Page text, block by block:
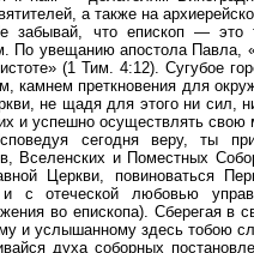
а также на
забывай, что епископ — это
По увещанию апостола Павла,
(1 Тим. 4:12). Сугубое
камнем преткновения для
не щадя для этого ни сил,
и успешно осуществлять свою
сегодня веру, ты
Вселенских и Поместных
Церкви, повиноваться
с отеческой любовью
во епископа). Сберегая в
и услышанному здесь тобою
духа соборных